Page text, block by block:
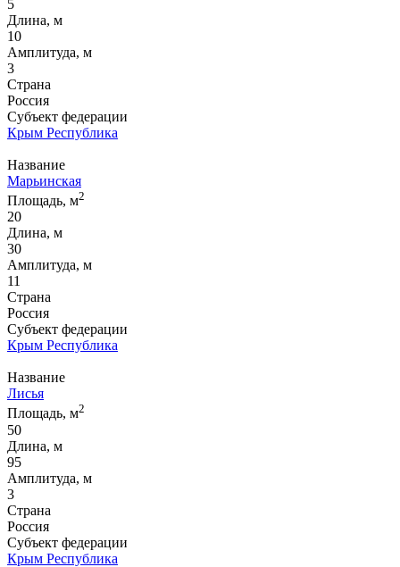
5
Длина, м
10
Амплитуда, м
3
Страна
Россия
Субъект федерации
Крым Республика
Название
Марьинская
Площадь, м2
20
Длина, м
30
Амплитуда, м
11
Страна
Россия
Субъект федерации
Крым Республика
Название
Лисья
Площадь, м2
50
Длина, м
95
Амплитуда, м
3
Страна
Россия
Субъект федерации
Крым Республика